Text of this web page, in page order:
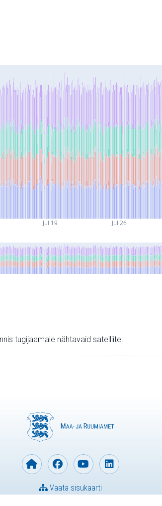
Jul 19 Jul 26
tugijaamale nähtavaid satelliite.
Vaata sisukaarti